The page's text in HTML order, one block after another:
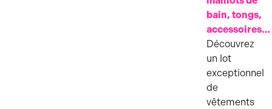
bain, tongs,
accessoires…
Découvrez
un lot
exceptionnel
de
vêtements